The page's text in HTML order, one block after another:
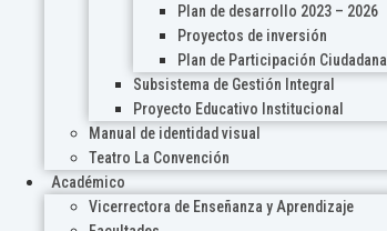
Plan de desarrollo 2023 – 2026
Proyectos de inversión
Plan de Participación Ciudadana
Subsistema de Gestión Integral
Proyecto Educativo Institucional
Manual de identidad visual
Teatro La Convención
Académico
Vicerrectora de Enseñanza y Aprendizaje